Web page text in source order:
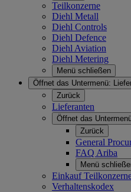
Teilkonzerne
Diehl Metall
Diehl Controls
Diehl Defence
Diehl Aviation
Diehl Metering
Menü schließen
Öffnet das Untermenü:
Zurück
Lieferanten
Öffnet das
Zurück
General
FAQ Ariba
Menü
Einkauf
Verhaltenskodex